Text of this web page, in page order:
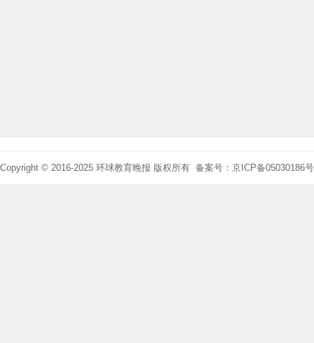
Copyright © 2016-2025 环球教育晚报 版权所有 备案号：京ICP备05030186